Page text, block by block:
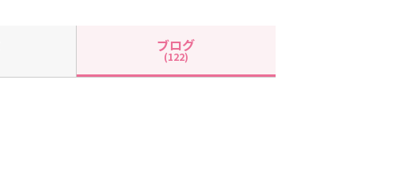
ブログ
(122)